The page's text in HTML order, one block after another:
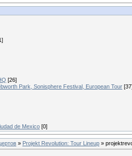
[26]
Park, Sonisphere Festival, European Tour
de Mexico [0]
» Projekt Revolution: Tour Lineup »